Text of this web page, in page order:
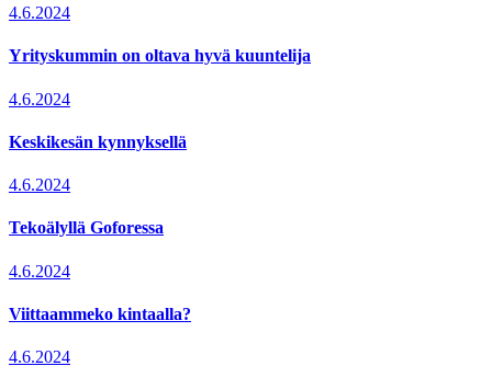
4.6.2024
Yrityskummin on oltava hyvä kuuntelija
4.6.2024
Keskikesän kynnyksellä
4.6.2024
Tekoälyllä Goforessa
4.6.2024
Viittaammeko kintaalla?
4.6.2024